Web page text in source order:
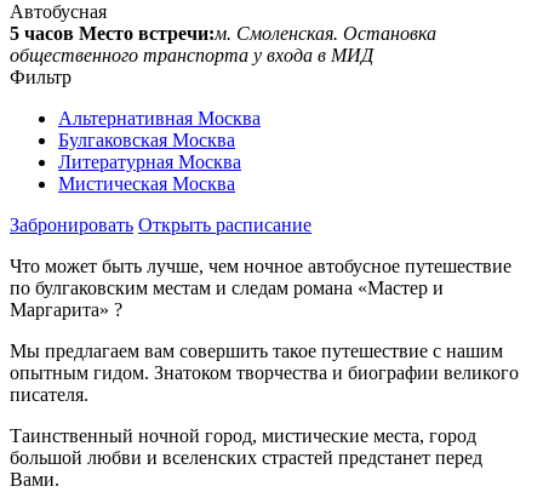
Автобусная
5 часов Место встречи:м. Смоленская. Остановка
общественного транспорта у входа в МИД
Фильтр
Альтернативная Москва
Булгаковская Москва
Литературная Москва
Мистическая Москва
Забронировать Открыть расписание
Что может быть лучше, чем ночное автобусное путешествие
по булгаковским местам и следам романа «Мастер и
Маргарита» ?
Мы предлагаем вам совершить такое путешествие с нашим
опытным гидом. Знатоком творчества и биографии великого
писателя.
Таинственный ночной город, мистические места, город
большой любви и вселенских страстей предстанет перед
Вами.